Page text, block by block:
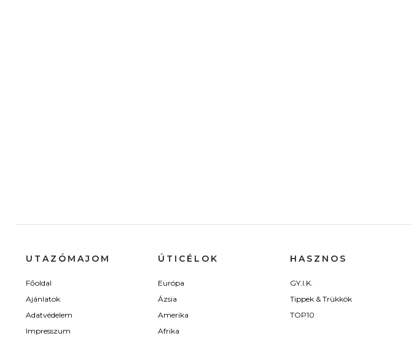
UTAZÓMAJOM
Főoldal
Ajánlatok
Adatvédelem
Impresszum
ÚTICÉLOK
Európa
Ázsia
Amerika
Afrika
HASZNOS
GY.I.K.
Tippek & Trükkök
TOP10